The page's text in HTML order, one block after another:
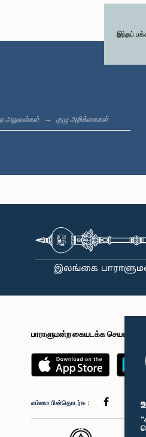
இந்தப்
அலுவல்கள் குழு அறிக்கைகள்
பாராளுமன்ற கையடக்க செயலி
எம்மை பின்தொடர்க :